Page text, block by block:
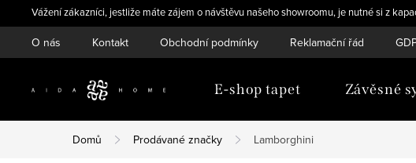
na
obsah
Vážení zákazníci, jestliže máte zájem o návštěvu našeho showroomu, je nutné si z
O nás Kontakt Obchodní podmínky Reklamační řád
E-shop tapet Závěsné
Domů Prodávané značky Lamborghini